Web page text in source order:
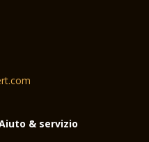
& servizio